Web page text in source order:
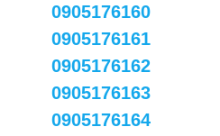
0905176160
0905176161
0905176162
0905176163
0905176164